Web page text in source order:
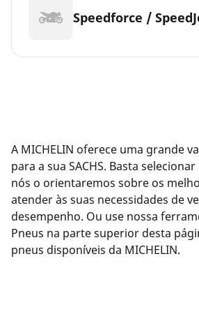
Speedforce /
A MICHELIN oferece uma grande
para a sua SACHS. Basta
nós o orientaremos sobre os
atender às suas necessidades de
desempenho. Ou use nossa
Pneus na parte superior desta
pneus disponíveis da MICHELIN.